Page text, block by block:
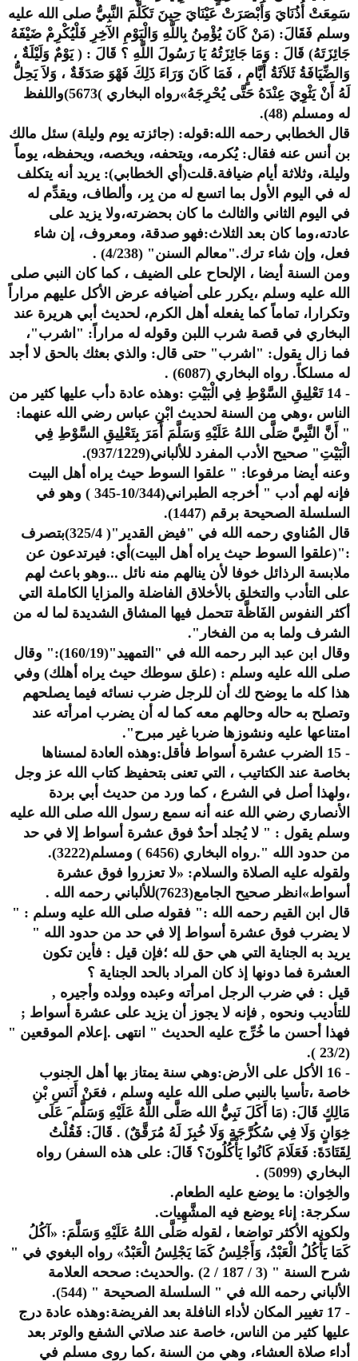
سَمِعَتْ أُذُنَايَ وَأَبْصَرَتْ عَيْنَايَ حِينَ تَكَلَّمَ النَّبِيُّ صلى الله عليه
وسلم فَقَالَ: (مَنْ كَانَ يُؤْمِنُ بِاللَّهِ وَالْيَوْمِ الآخِرِ فَلْيُكْرِمْ ضَيْفَهُ
جَائِزَتَهُ) قَالَ : وَمَا جَائِزَتُهُ يَا رَسُولَ اللَّهِ ؟ قَالَ : ( يَوْمٌ وَلَيْلَةٌ ،
وَالضِّيَافَةُ ثَلاَثَةُ أَيَّامٍ ، فَمَا كَانَ وَرَاءَ ذَلِكَ فَهْوَ صَدَقَةٌ ، وَلاَ يَحِلُّ
لَهُ أَنْ يَثْوِيَ عِنْدَهُ حَتَّى يُحْرِجَهُ»رواه البخاري )5673)واللفظ
له ومسلم (48).
قال الخطابي رحمه الله:قوله: (جائزته يوم وليلة) سئل مالك
بن أنس عنه فقال: يُكرمه، ويتحفه، ويخصه، ويحفظه، يوماً
وليلة، وثلاثة أيام ضيافة.قلت(أي الخطابي): يريد أنه يتكلف
له في اليوم الأول بما اتسع له من بِر، وألطاف، ويقدِّم له
في اليوم الثاني والثالث ما كان بحضرته،ولا يزيد على
عادته،وما كان بعد الثلاث:فهو صدقة، ومعروف، إن شاء
فعل، وإن شاء ترك."معالم السنن" (4/238) .
ومن السنة أيضا ، الإلحاح على الضيف ، كما كان النبي صلى
الله عليه وسلم ،يكرر على أضيافه عرض الأكل عليهم مراراً
وتكرارا، تماماً كما يفعله أهل الكرم، لحديث أبي هريرة عند
البخاري في قصة شرب اللبن وقوله له مراراً: "اشرب"،
فما زال يقول: "اشرب" حتى قال: والذي بعثك بالحق لا أجد
له مسلكاً. رواه البخاري (6087) .
- 14 تَعْلِيقِ السَّوْطِ فِي الْبَيْتِ :وهذه عادة دأب عليها كثير من
الناس ،وهي من السنة لحديث ابْنِ عباس رضي الله عنهما:
" أَنَّ النَّبِيَّ صَلَّى اللهُ عَلَيْهِ وَسَلَّمَ أَمَرَ بِتَعْلِيقِ السَّوْطِ فِي
الْبَيْتِ" صحيح الأدب المفرد للألباني(937/1229).
وعنه أيضا مرفوعا: " علقوا السوط حيث يراه أهل البيت
فإنه لهم أدب " أخرجه الطبراني(10/344-345 ) وهو في
السلسلة الصحيحة برقم (1447).
قال المُناوي رحمه الله في "فيض القدير"( 325/4)بتصرف
:"(علقوا السوط حيث يراه أهل البيت)أي: فيرتدعون عن
ملابسة الرذائل خوفا لأن ينالهم منه نائل ...وهو باعث لهم
على التأدب والتخلق بالأخلاق الفاضلة والمزايا الكاملة التي
أكثر النفوس الفَاظَّة تتحمل فيها المشاق الشديدة لما له من
الشرف ولما به من الفخار".
وقال ابن عبد البر رحمه الله في "التمهيد"(160/19):" وقال
صلى الله عليه وسلم : (علق سوطك حيث يراه أهلك) وفي
هذا كله ما يوضح لك أن للرجل ضرب نسائه فيما يصلحهم
وتصلح به حاله وحالهم معه كما له أن يضرب امرأته عند
امتناعها عليه ونشوزها ضربا غير مبرح".
- 15 الضرب عشرة أسواط فأقل:وهذه العادة لمسناها
بخاصة عند الكتاتيب ، التي تعنى بتحفيظ كتاب الله عز وجل
،ولهذا أصل في الشرع ، كما ورد من حديث أبي بردة
الأنصاري رضي الله عنه أنه سمع رسول الله صلى الله عليه
وسلم يقول : " لا يُجلد أحدٌ فوق عشرة أسواط إلا في حد
من حدود الله ".رواه البخاري (6456 ) ومسلم(3222).
ولقوله عليه الصلاة والسلام: «لا تعزروا فوق عشرة
أسواط»انظر صحيح الجامع(7623)للألباني رحمه الله .
قال ابن القيم رحمه الله :" فقوله صلى الله عليه وسلم : "
لا يضرب فوق عشرة أسواط إلا في حد من حدود الله "
يريد به الجناية التي هي حق لله ؛فإن قيل : فأين تكون
العشرة فما دونها إذ كان المراد بالحد الجناية ؟
قيل : في ضرب الرجل امرأته وعبده وولده وأجيره ,
للتأديب ونحوه , فإنه لا يجوز أن يزيد على عشرة أسواط ;
فهذا أحسن ما خُرِّج عليه الحديث " انتهى .إعلام الموقعين "
(23/2 ).
- 16 الأكل على الأرض:وهي سنة يمتاز بها أهل الجنوب
خاصة ،تأسيا بالنبي صلى الله عليه وسلم ، فعَنْ أَنَسِ بْنِ
مَالِكٍ قَالَ: (مَا أَكَلَ نَبِيُّ الله صَلَّى اللَّهُ عَلَيْهِ وَسَلَّم َ عَلَى
خِوَانٍ وَلَا فِي سُكُرَّجَةٍ وَلَا خُبِزَ لَهُ مُرَقَّقٌ) . قَالَ: فَقُلْتُ
لِقَتَادَةَ: فَعَلَامَ كَانُوا يَأْكُلُونَ؟ قَالَ: على هذه السفر) رواه
البخاري (5099) .
والخِوان: ما يوضع عليه الطعام.
سكرجة: إناء يوضع فيه المشَّهِيات.
ولكونه الأكثر تواضعا ، لقوله صَلَّى اللهُ عَلَيْهِ وَسَلَّمَ: «آكُلُ
كَمَا يَأْكُلُ الْعَبْدُ، وَأَجْلِسُ كَمَا يَجْلِسُ الْعَبْدُ» رواه البغوي في "
شرح السنة " (3 / 187 / 2) .والحديث: صححه العلامة
الألباني رحمه الله في " السلسلة الصحيحة " (544).
- 17 تغيير المكان لأداء النافلة بعد الفريضة:وهذه عادة درج
عليها كثير من الناس، خاصة عند صلاتي الشفع والوتر بعد
أداء صلاة العشاء، وهي من السنة ،كما روى مسلم في